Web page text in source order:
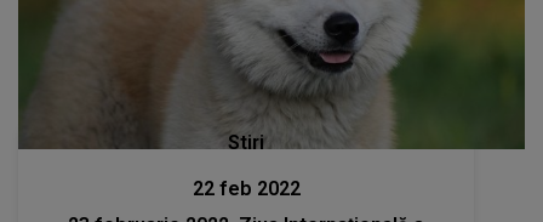
Stiri
22 feb 2022